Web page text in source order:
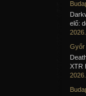
elő:
Győr
XTR